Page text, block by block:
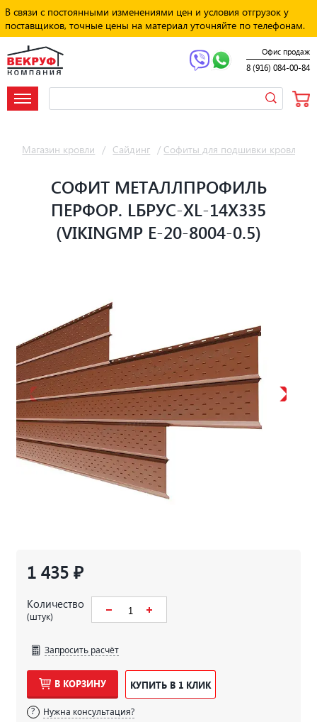
В связи с постоянными изменениями цен и условия отгрузок у
поставщиков, точные цены на материал уточняйте по телефонам.
Офис продаж
8 (916) 084-00-84
Магазин кровли / Сайдинг / Софиты для подшивки кровли
СОФИТ МЕТАЛЛПРОФИЛЬ
ПЕРФОР. LБРУС-XL-14Х335
(VIKINGMP E-20-8004-0.5)
1 435 ₽
Количество
(штук)
Запросить расчёт
В КОРЗИНУ КУПИТЬ В 1 КЛИК
Нужна консультация?